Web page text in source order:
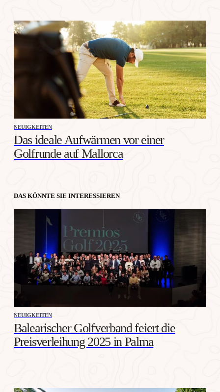
NEUIGKEITEN
Das ideale Aufwärmen vor einer
Golfrunde auf Mallorca
DAS KÖNNTE SIE INTERESSIEREN
NEUIGKEITEN
Balearischer Golfverband feiert die
Preisverleihung 2025 in Palma